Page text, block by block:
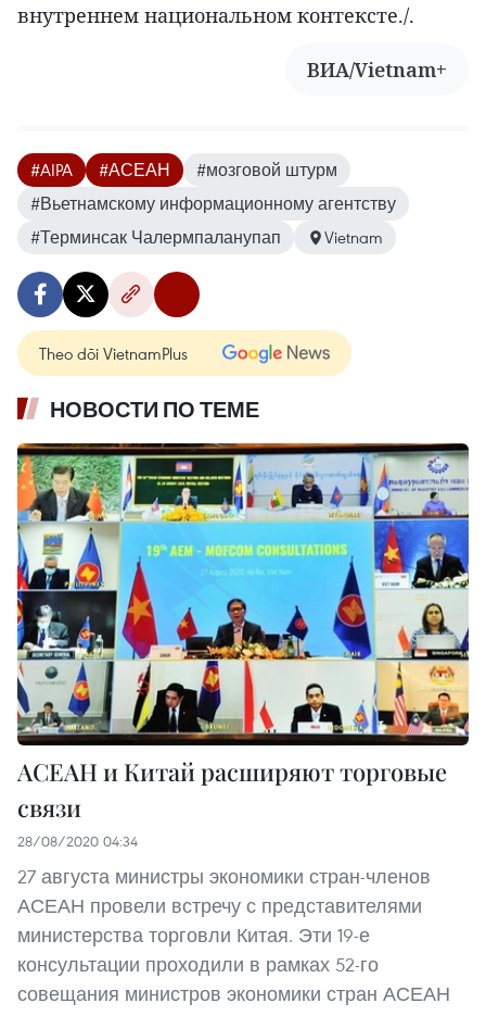
внутреннем национальном контексте./.
ВИА/Vietnam+
#AIPA #АСЕАН
#мозговой штурм
#Вьетнамскому информационному агентству
#Терминсак Чалермпаланупап
Vietnam
Theo dõi VietnamPlus
НОВОСТИ ПО ТЕМЕ
АСЕАН и Китай расширяют торговые
связи
28/08/2020 04:34
27 августа министры экономики стран-членов
АСЕАН провели встречу с представителями
министерства торговли Китая. Эти 19-е
консультации проходили в рамках 52-го
совещания министров экономики стран АСЕАН